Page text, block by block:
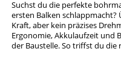
Suchst du die perfekte
ersten Balken schlappmacht?
Kraft, aber kein präzises
Ergonomie, Akkulaufzeit und
der Baustelle. So triffst du die